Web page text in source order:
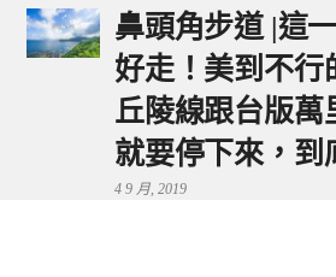
鼻頭角步道 |這
好走！美到不行
丘陵線跟台版萬
就要停下來，到
4 9 月, 2019